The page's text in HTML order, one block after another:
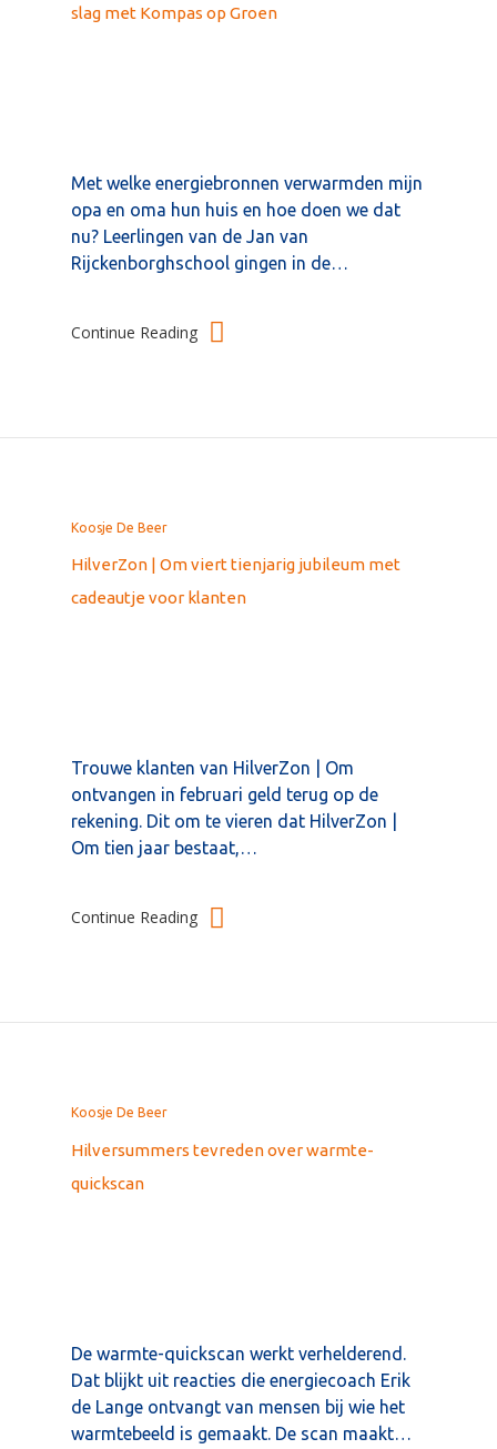
slag met Kompas op Groen
Met welke energiebronnen verwarmden mijn
opa en oma hun huis en hoe doen we dat
nu? Leerlingen van de Jan van
Rijckenborghschool gingen in de…
Continue Reading
Koosje De Beer
HilverZon | Om viert tienjarig jubileum met
cadeautje voor klanten
Trouwe klanten van HilverZon | Om
ontvangen in februari geld terug op de
rekening. Dit om te vieren dat HilverZon |
Om tien jaar bestaat,…
Continue Reading
Koosje De Beer
Hilversummers tevreden over warmte-
quickscan
De warmte-quickscan werkt verhelderend.
Dat blijkt uit reacties die energiecoach Erik
de Lange ontvangt van mensen bij wie het
warmtebeeld is gemaakt. De scan maakt…